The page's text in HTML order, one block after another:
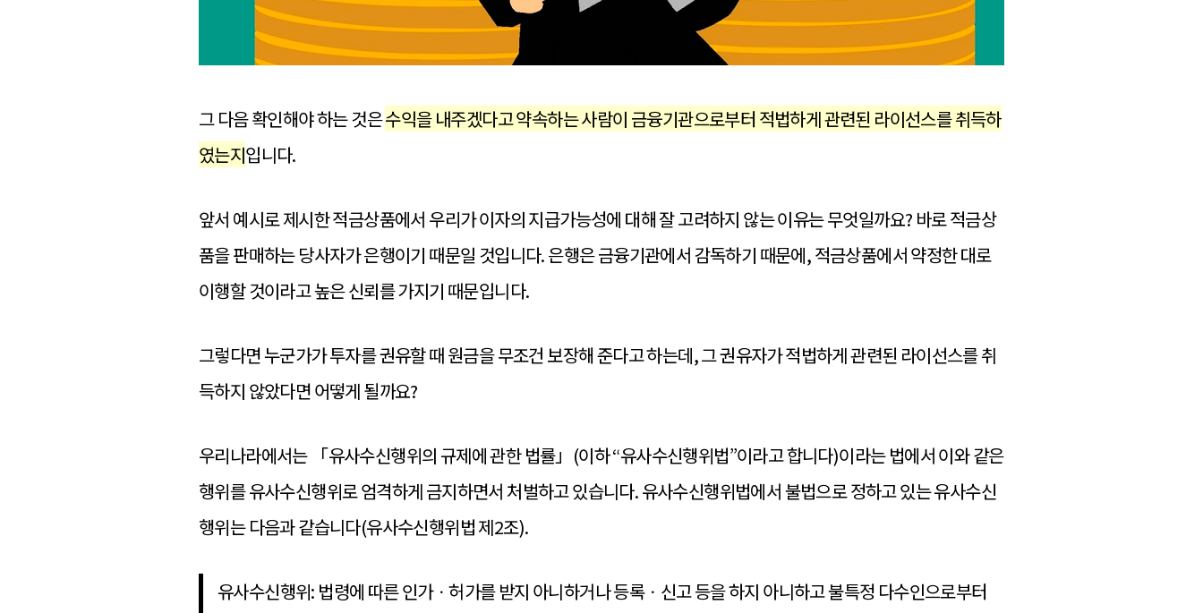
그 다음 확인해야 하는 것은수익을 내주겠다고 약속하는 사람이 금융기관으로부터 적법하게 관련된 라이선스를 취득하
였는지입니다.
앞서 예시로 제시한 적금상품에서 우리가 이자의 지급가능성에 대해 잘 고려하지 않는 이유는 무엇일까요? 바로 적금상
품을 판매하는 당사자가 은행이기 때문일 것입니다. 은행은 금융기관에서 감독하기 때문에, 적금상품에서 약정한 대로
이행할 것이라고 높은 신뢰를 가지기 때문입니다.
그렇다면 누군가가 투자를 권유할 때 원금을 무조건 보장해 준다고 하는데, 그 권유자가 적법하게 관련된 라이선스를 취
득하지 않았다면 어떻게 될까요?
우리나라에서는 「유사수신행위의 규제에 관한 법률」(이하 “유사수신행위법”이라고 합니다)이라는 법에서 이와 같은
행위를 유사수신행위로 엄격하게 금지하면서 처벌하고 있습니다. 유사수신행위법에서 불법으로 정하고 있는 유사수신
행위는 다음과 같습니다(유사수신행위법 제2조).
유사수신행위: 법령에 따른 인가ㆍ허가를 받지 아니하거나 등록ㆍ신고 등을 하지 아니하고 불특정 다수인으로부터